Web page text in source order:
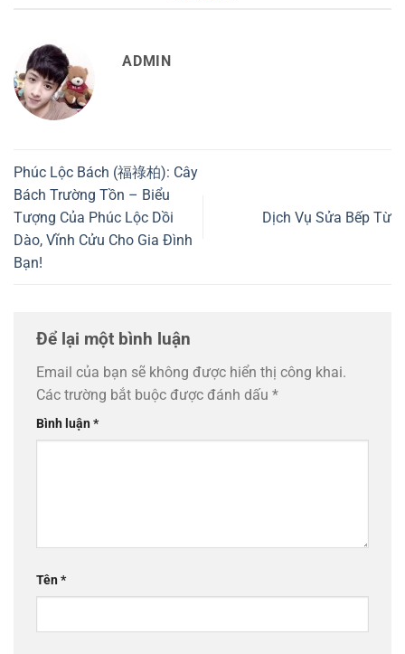
ADMIN
Phúc Lộc Bách (福祿柏): Cây
Bách Trường Tồn – Biểu
Tượng Của Phúc Lộc Dồi
Dào, Vĩnh Cửu Cho Gia Đình
Bạn!
Dịch Vụ Sửa Bếp Từ
Để lại một bình luận
Email của bạn sẽ không được hiển thị công khai.
Các trường bắt buộc được đánh dấu *
Bình luận*
Tên*